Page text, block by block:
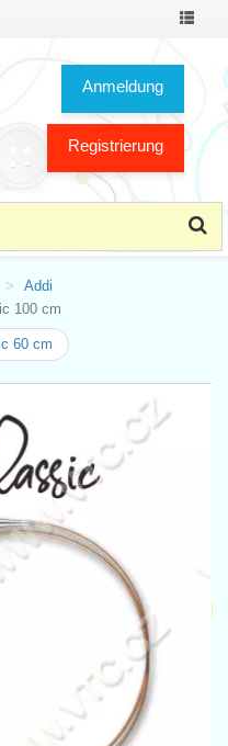
Toggle
Anmeldung
Registrierung
Addi
100 cm
60 cm